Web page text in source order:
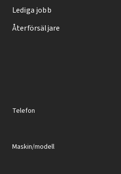
Lediga jobb
Återförsäljare